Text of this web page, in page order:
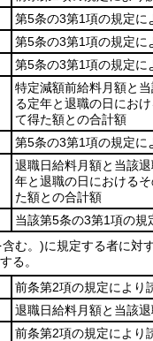
第5条の3第1項の規定に
第5条の3第1項の規定に
第5条の3第1項の規定に
特定減額前給料月額と
る定年と退職の日にお
て得た額との合計額
第5条の3第1項の規定に
退職日給料月額と当該
年と退職の日における
た額との合計額
当該第5条の3第1項の規
む。)に規定する者に対
る。
前条第2項の規定により
退職日給料月額と当該
前条第2項の規定により